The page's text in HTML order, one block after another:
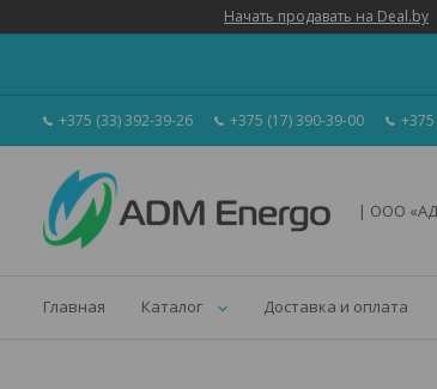
Начать продавать на Deal.by
+375 (33) 392-39-26 +375 (17) 390-39-00 +375
| ООО
Главная Каталог Доставка и оплата